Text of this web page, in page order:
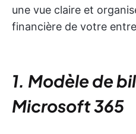
une vue claire et
financière de votre
1. Modèle de
Microsoft 365